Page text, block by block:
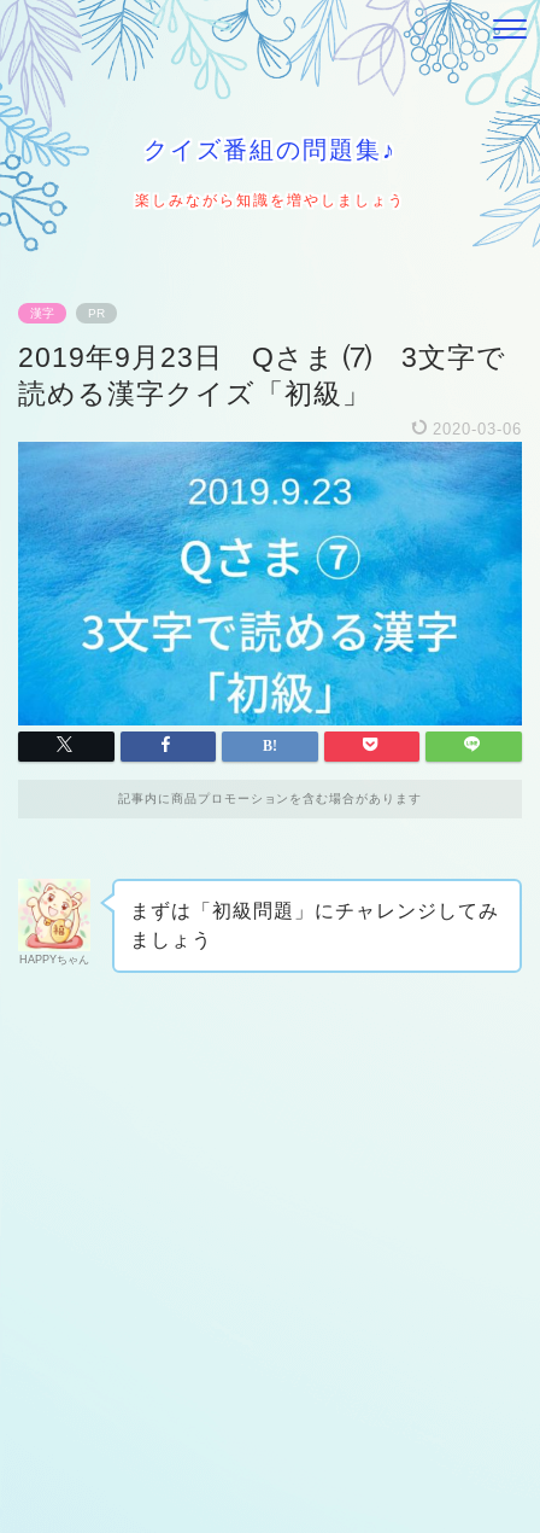
クイズ番組の問題集♪
楽しみながら知識を増やしましょう
漢字 PR
2019年9月23日 Qさま ⑺ 3文字で
読める漢字クイズ「初級」
2020-03-06
記事内に商品プロモーションを含む場合があります
HAPPYちゃん
まずは「初級問題」にチャレンジしてみ
ましょう